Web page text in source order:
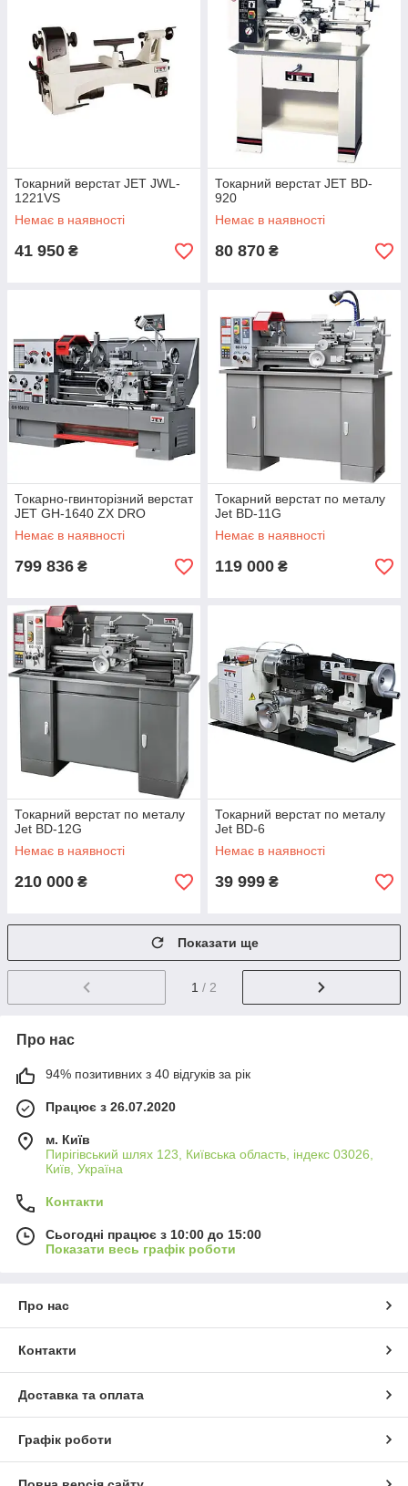
Токарний верстат JET JWL-
1221VS
Немає в наявності
41 950 ₴
Токарний верстат JET BD-
920
Немає в наявності
80 870 ₴
Токарно-гвинторізний верстат
JET GH-1640 ZX DRO
Немає в наявності
799 836 ₴
Токарний верстат по металу
Jet BD-11G
Немає в наявності
119 000 ₴
Токарний верстат по металу
Jet BD-12G
Немає в наявності
210 000 ₴
Токарний верстат по металу
Jet BD-6
Немає в наявності
39 999 ₴
Показати ще
1 / 2
Про нас
94% позитивних з 40 відгуків за рік
Працює з 26.07.2020
м. Київ
Пирігівський шлях 123, Київська область, індекс 03026,
Київ, Україна
Контакти
Сьогодні працює з 10:00 до 15:00
Показати весь графік роботи
Про нас
Контакти
Доставка та оплата
Графік роботи